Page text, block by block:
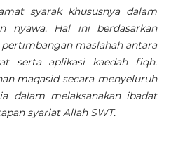
syarak khususnya dalam
nyawa. Hal ini berdasarkan
maslahah antara
serta aplikasi kaedah fiqh.
maqasid secara menyeluruh
dalam melaksanakan ibadat
syariat Allah SWT.